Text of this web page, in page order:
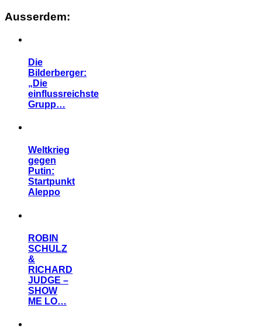
Ausserdem:
Die
Bilderberger:
„Die
einflussreichste
Grupp…
Weltkrieg
gegen
Putin:
Startpunkt
Aleppo
ROBIN
SCHULZ
&
RICHARD
JUDGE –
SHOW
ME LO…